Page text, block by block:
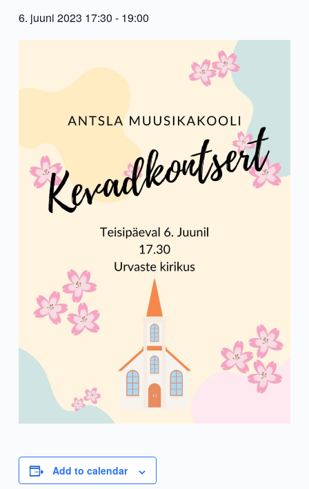
6. juuni 2023 17:30 - 19:00
Add to calendar